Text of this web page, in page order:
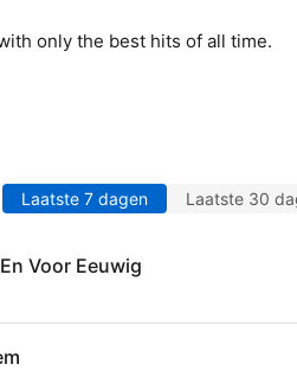
only the best hits of all time.
Laatste 7 dagen Laatste 30
Voor Eeuwig